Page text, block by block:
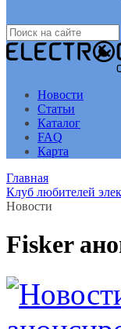
Новости
Статьи
Каталог
FAQ
Карта
Главная
Клуб любителей
Новости
Fisker